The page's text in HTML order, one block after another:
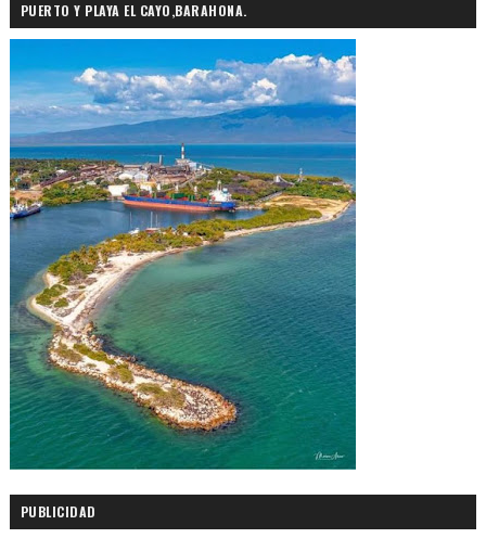
PUERTO Y PLAYA EL CAYO,BARAHONA.
PUBLICIDAD